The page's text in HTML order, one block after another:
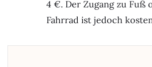
4 €. Der Zugang zu Fuß
Fahrrad ist jedoch